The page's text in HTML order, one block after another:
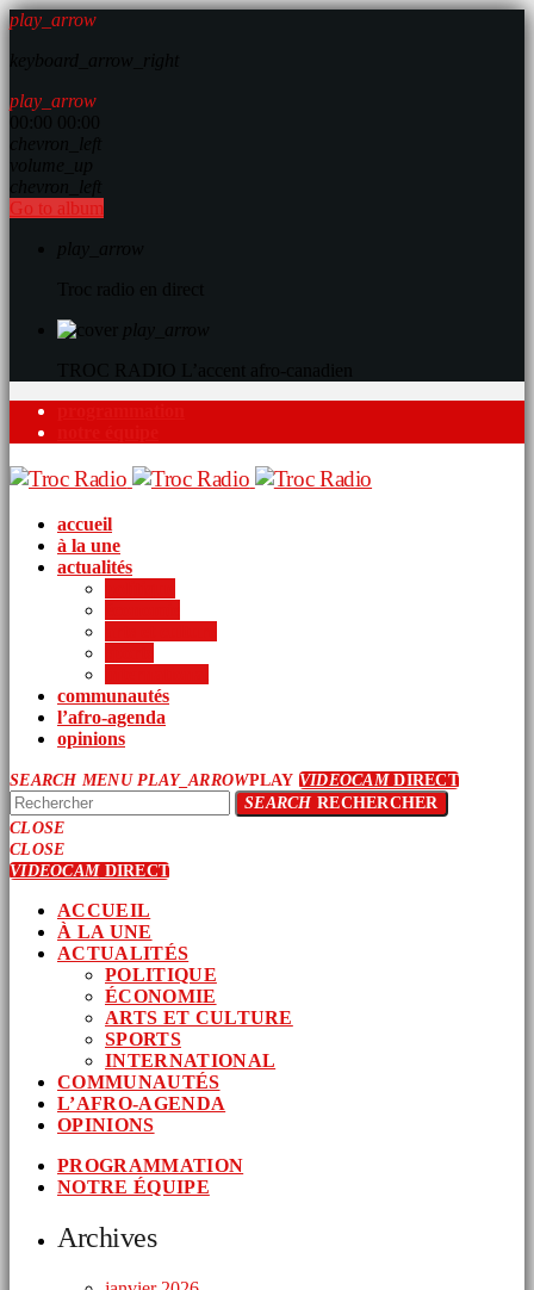
play_arrow
play_arrow
Go to album
accueil
à la une
actualités
communautés
l’afro-agenda
opinions
SEARCH MENU PLAY_ARROWPLAY VIDEOCAMDIRECT
SEARCHRECHERCHER
CLOSE
CLOSE
VIDEOCAMDIRECT
ACCUEIL
À LA UNE
ACTUALITÉS
POLITIQUE
ÉCONOMIE
ARTS ET CULTURE
SPORTS
INTERNATIONAL
COMMUNAUTÉS
L’AFRO-AGENDA
OPINIONS
PROGRAMMATION
NOTRE ÉQUIPE
Archives